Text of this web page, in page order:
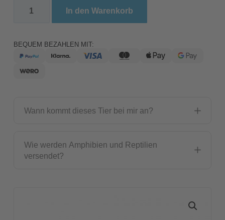
Agakroete - Surinam / Bufo marinus (0.0.1)
In den Warenkorb
BEQUEM BEZAHLEN MIT:
Wann kommt dieses Tier bei mir an?
Wie werden Amphibien und Reptilien
versendet?